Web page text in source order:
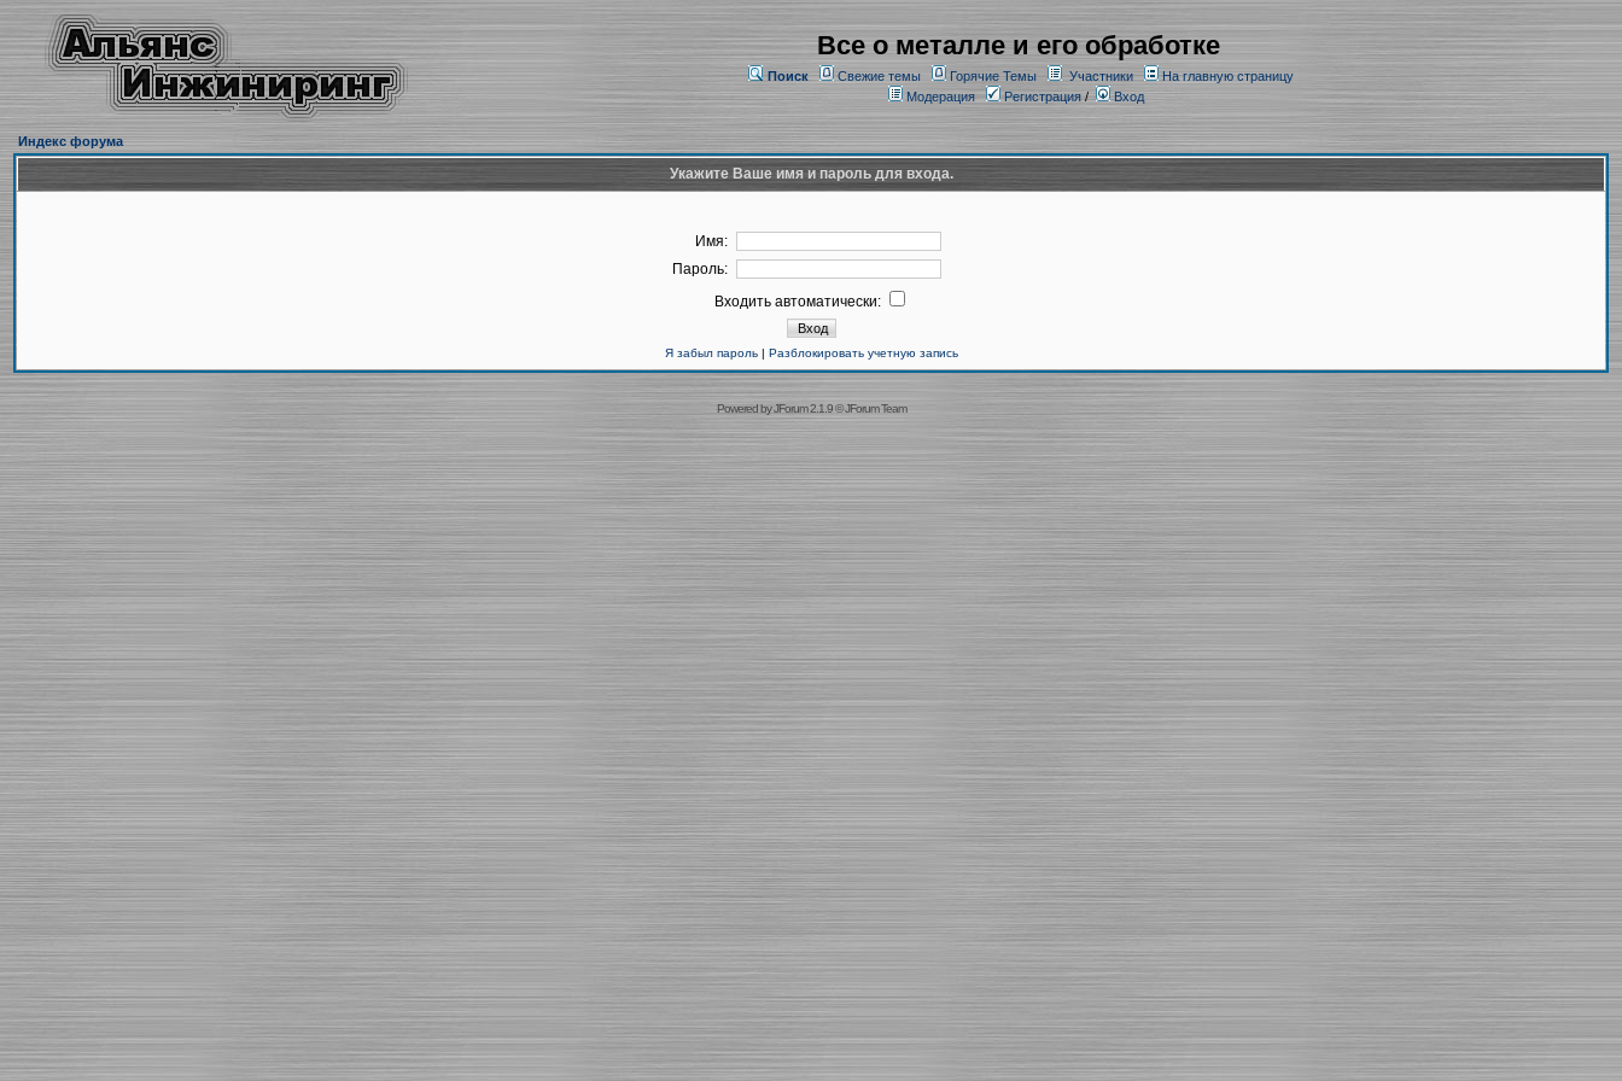
Все о металле и его обработке
Поиск Свежие темы Горячие Темы Участники
На главную страницу
Модерация
Регистрация/ Вход
Индекс форума
Укажите Ваше имя и пароль для входа.
Имя:
Пароль:
Входить автоматически:
Я забыл пароль| Разблокировать учетную запись
Powered byJForum 2.1.9©JForum Team